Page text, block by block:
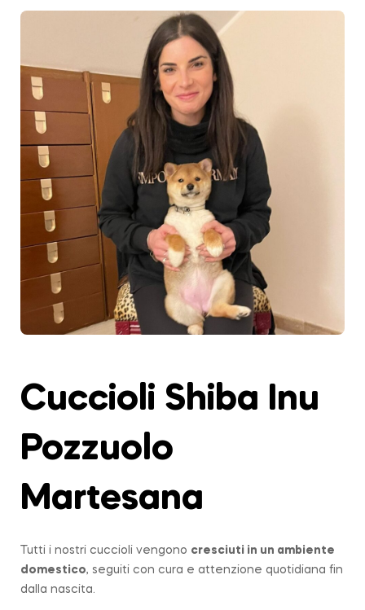
Cuccioli Shiba Inu
Pozzuolo
Martesana
Tutti i nostri cuccioli vengono cresciuti in un ambiente
domestico, seguiti con cura e attenzione quotidiana fin
dalla nascita.